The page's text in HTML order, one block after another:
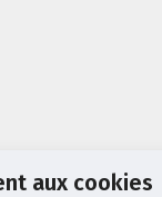
aux cookies